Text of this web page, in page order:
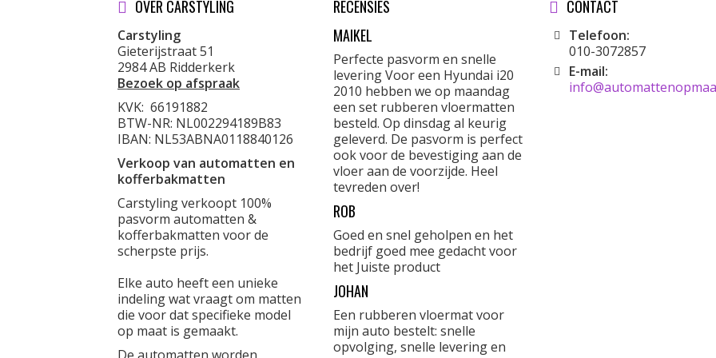
OVER CARSTYLING
Carstyling
Gieterijstraat 51
2984 AB Ridderkerk
Bezoek op afspraak
KVK: 66191882
BTW-NR: NL002294189B83
IBAN: NL53ABNA0118840126
Verkoop van automatten en
kofferbakmatten
Carstyling verkoopt 100%
pasvorm automatten &
kofferbakmatten voor de
scherpste prijs.
Elke auto heeft een unieke
indeling wat vraagt om matten
die voor dat specifieke model
op maat is gemaakt.
De automatten worden
RECENSIES
MAIKEL
Perfecte pasvorm en snelle
levering Voor een Hyundai i20
2010 hebben we op maandag
een set rubberen vloermatten
besteld. Op dinsdag al keurig
geleverd. De pasvorm is perfect
ook voor de bevestiging aan de
vloer aan de voorzijde. Heel
tevreden over!
ROB
Goed en snel geholpen en het
bedrijf goed mee gedacht voor
het Juiste product
JOHAN
Een rubberen vloermat voor
mijn auto bestelt: snelle
opvolging, snelle levering en
CONTACT
Telefoon:
010-3072857
E-mail: